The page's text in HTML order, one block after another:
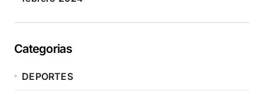
Categorias
DEPORTES